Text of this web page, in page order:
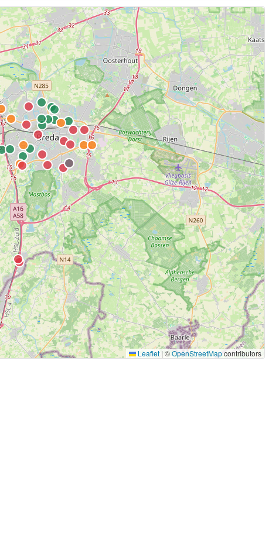
Leaflet | ©OpenStreetMapcontributors